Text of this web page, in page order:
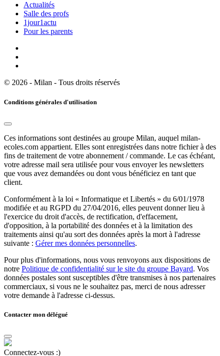
Actualités
Salle des profs
1jour1actu
Pour les parents
© 2026 - Milan - Tous droits réservés
Conditions générales d'utilisation
Ces informations sont destinées au groupe Milan, auquel milan-
ecoles.com appartient. Elles sont enregistrées dans notre fichier à des
fins de traitement de votre abonnement / commande. Le cas échéant,
votre adresse mail sera utilisée pour vous envoyer les newsletters
que vous avez demandées ou dont vous bénéficiez en tant que
client.
Conformément à la loi « Informatique et Libertés » du 6/01/1978
modifiée et au RGPD du 27/04/2016, elles peuvent donner lieu à
l'exercice du droit d'accès, de rectification, d'effacement,
d'opposition, à la portabilité des données et à la limitation des
traitements ainsi qu'au sort des données après la mort à l'adresse
suivante : Gérer mes données personnelles.
Pour plus d'informations, nous vous renvoyons aux dispositions de
notre Politique de confidentialité sur le site du groupe Bayard. Vos
données postales sont susceptibles d'être transmises à nos partenaires
commerciaux, si vous ne le souhaitez pas, merci de nous adresser
votre demande à l'adresse ci-dessus.
Contacter mon délégué
Connectez-vous :)